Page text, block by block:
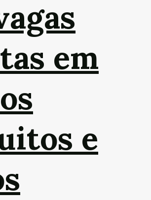
em
e